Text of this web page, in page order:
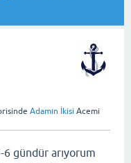
Adamın İkisi Acemi
6 gündür arıyorum